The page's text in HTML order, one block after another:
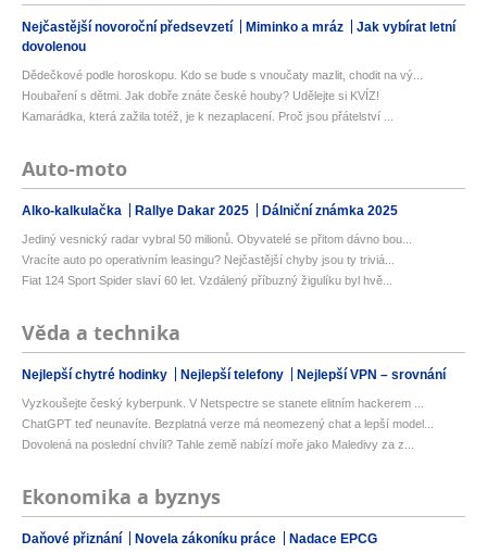
Nejčastější novoroční předsevzetí Miminko a mráz
Jak vybírat letní
dovolenou
Dědečkové podle horoskopu. Kdo se bude s vnoučaty mazlit, chodit na vý...
Houbaření s dětmi. Jak dobře znáte české houby? Udělejte si KVÍZ!
Kamarádka, která zažila totéž, je k nezaplacení. Proč jsou přátelství ...
Auto-moto
Alko-kalkulačka Rallye Dakar 2025 Dálniční známka 2025
Jediný vesnický radar vybral 50 milionů. Obyvatelé se přitom dávno bou...
Vracíte auto po operativním leasingu? Nejčastější chyby jsou ty triviá...
Fiat 124 Sport Spider slaví 60 let. Vzdálený příbuzný žigulíku byl hvě...
Věda a technika
Nejlepší chytré hodinky Nejlepší telefony Nejlepší VPN – srovnání
Vyzkoušejte český kyberpunk. V Netspectre se stanete elitním hackerem ...
ChatGPT teď neunavíte. Bezplatná verze má neomezený chat a lepší model...
Dovolená na poslední chvíli? Tahle země nabízí moře jako Maledivy za z...
Ekonomika a byznys
Daňové přiznání Novela zákoníku práce Nadace EPCG